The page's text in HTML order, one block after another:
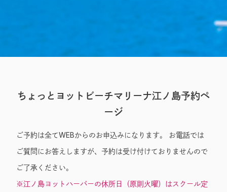
ちょっとヨットビーチマリーナ江ノ島予約ペ
ージ
ご予約は全てWEBからのお申込みになります。 お電話では
ご質問にお答えしますが、予約は受け付けておりませんので
ご了承ください。
※江ノ島ヨットハーバーの休所日（原則火曜）はスクール定